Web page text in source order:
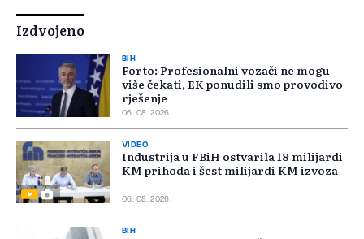
Izdvojeno
BIH
Forto: Profesionalni vozači ne mogu
više čekati, EK ponudili smo provodivo
rješenje
06. 08. 2026.
VIDEO
Industrija u FBiH ostvarila 18 milijardi
KM prihoda i šest milijardi KM izvoza
06. 08. 2026.
BIH